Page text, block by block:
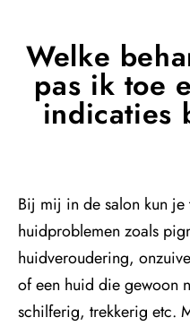
Welke
pas ik toe
indicaties
Bij mij in de salon kun je
huidproblemen zoals
huidveroudering,
of een huid die gewoon
schilferig, trekkerig etc.